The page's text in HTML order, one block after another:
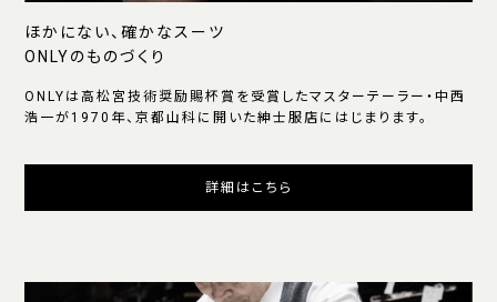
ほかにない、確かなスーツ
ONLYのものづくり
ONLYは高松宮技術奨励賜杯賞を受賞したマスターテーラー・中西
浩一が1970年、京都山科に開いた紳士服店にはじまります。
詳細はこちら